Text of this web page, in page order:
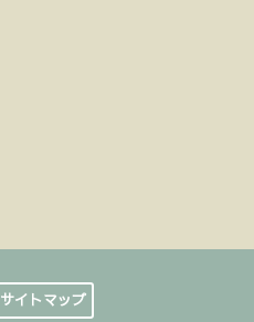
サイトマップ